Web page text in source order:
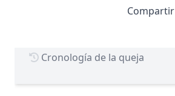
Compartir
Cronología de la queja